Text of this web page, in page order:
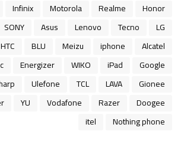
Honor
Realme
Motorola
Infinix
LG
Tecno
Lenovo
Asus
SONY
Alcatel
iphone
Meizu
BLU
HTC
Google
iPad
WIKO
Energizer
Gionee
LAVA
TCL
Ulefone
Doogee
Razer
Vodafone
YU
Nothing phone
itel